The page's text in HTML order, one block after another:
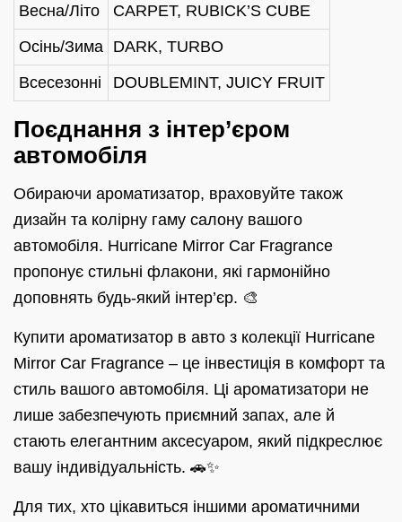
Весна/Літо
CARPET, RUBICK’S CUBE
Осінь/Зима DARK, TURBO
Всесезонні
DOUBLEMINT, JUICY FRUIT
Поєднання з інтер’єром
автомобіля
Обираючи ароматизатор, враховуйте також
дизайн та колірну гаму салону вашого
автомобіля. Hurricane Mirror Car Fragrance
пропонує стильні флакони, які гармонійно
доповнять будь-який інтер’єр. 🎨
Купити ароматизатор в авто з колекції Hurricane
Mirror Car Fragrance – це інвестиція в комфорт та
стиль вашого автомобіля. Ці ароматизатори не
лише забезпечують приємний запах, але й
стають елегантним аксесуаром, який підкреслює
вашу індивідуальність. 🚗✨
Для тих, хто цікавиться іншими ароматичними